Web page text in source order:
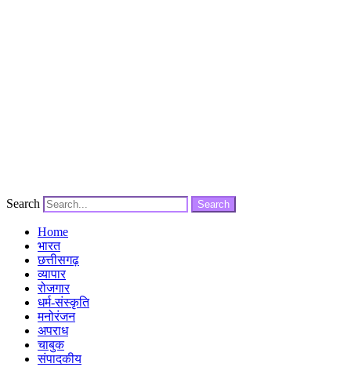
Search Search
Home
भारत
छत्तीसगढ़
व्यापार
रोजगार
धर्म-संस्कृति
मनोरंजन
अपराध
चाबुक
संपादकीय